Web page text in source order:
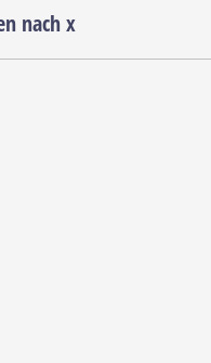
nach x